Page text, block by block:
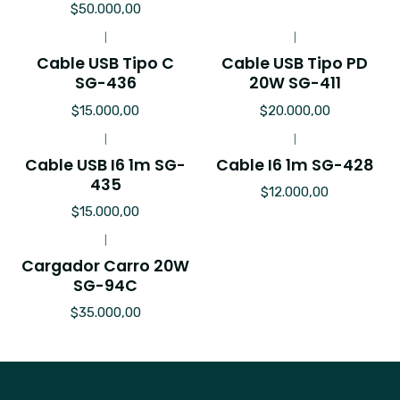
$50.000,00
Cable USB Tipo C
SG-436
$15.000,00
Cable USB Tipo PD
20W SG-411
$20.000,00
Cable USB I6 1m SG-
435
$15.000,00
Cable I6 1m SG-428
$12.000,00
Cargador Carro 20W
SG-94C
$35.000,00